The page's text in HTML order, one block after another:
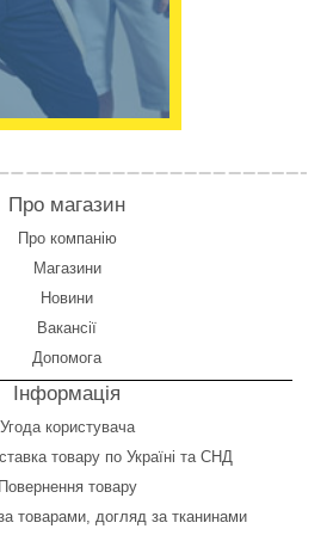
Про магазин
Про компанію
Магазини
Новини
Вакансії
Допомога
Інформація
Угода користувача
товару по Україні та СНД
Повернення товару
товарами, догляд за тканинами